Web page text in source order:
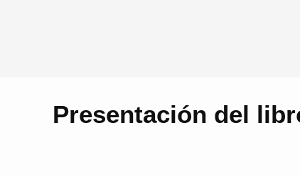
Presentación del